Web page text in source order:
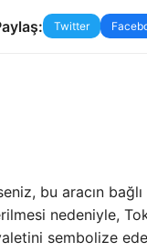
Twitter
bu aracın
nedeniyle,
sembolize